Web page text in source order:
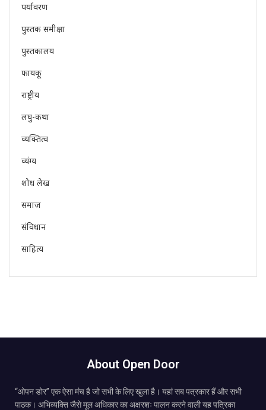
पर्यावरण
पुस्तक समीक्षा
पुस्तकालय
फायकू
राष्ट्रीय
लघु-कथा
व्यक्तित्व
व्यंग्य
शोध लेख
समाज
संविधान
साहित्य
About Open Door
“ओपन डोर” एक ऐसा मंच है जो सभी के लिए खुला है। यहां सब पत्रकार हैं और सभी
पाठक। अभिव्यक्ति जैसे मूल अधिकार का अक्षरशः पालन करने वाली यह पत्रिका